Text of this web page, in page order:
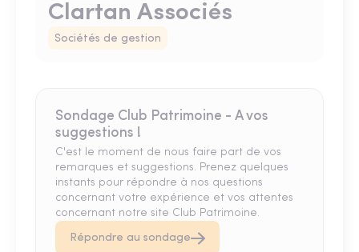
Clartan Associés
Sociétés de gestion
Sondage Club Patrimoine - A vos
suggestions !
C'est le moment de nous faire part de vos
remarques et suggestions. Prenez quelques
instants pour répondre à nos questions
concernant votre expérience et vos attentes
concernant notre site Club Patrimoine.
Répondre au sondage